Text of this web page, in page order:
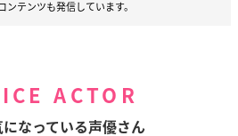
テンツも発信しています。
ACTOR
なっている声優さん